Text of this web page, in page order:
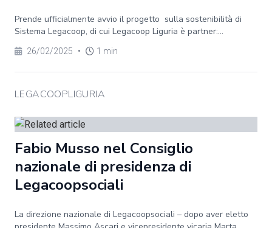
Prende ufficialmente avvio il progetto sulla sostenibilità di
Sistema Legacoop, di cui Legacoop Liguria è partner:...
26/02/2025 • 1 min
LEGACOOPLIGURIA
Fabio Musso nel Consiglio
nazionale di presidenza di
Legacoopsociali
La direzione nazionale di Legacoopsociali – dopo aver eletto